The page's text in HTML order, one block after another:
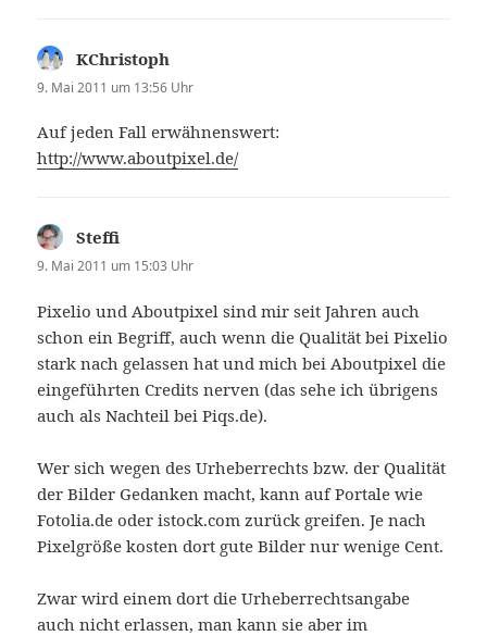
KChristoph
9. Mai 2011 um 13:56 Uhr
Auf jeden Fall erwähnenswert:
http://www.aboutpixel.de/
Steffi
9. Mai 2011 um 15:03 Uhr
Pixelio und Aboutpixel sind mir seit Jahren auch
schon ein Begriff, auch wenn die Qualität bei Pixelio
stark nach gelassen hat und mich bei Aboutpixel die
eingeführten Credits nerven (das sehe ich übrigens
auch als Nachteil bei Piqs.de).
Wer sich wegen des Urheberrechts bzw. der Qualität
der Bilder Gedanken macht, kann auf Portale wie
Fotolia.de oder istock.com zurück greifen. Je nach
Pixelgröße kosten dort gute Bilder nur wenige Cent.
Zwar wird einem dort die Urheberrechtsangabe
auch nicht erlassen, man kann sie aber im